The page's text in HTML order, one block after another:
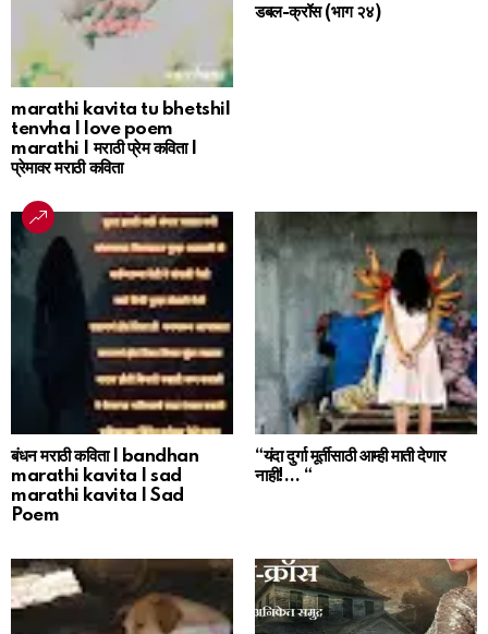
marathi kavita tu bhetshil
tenvha | love poem
marathi | मराठी प्रेम कविता |
प्रेमावर मराठी कविता
डबल-क्रॉस (भाग २४)
बंधन मराठी कविता | bandhan
marathi kavita | sad
marathi kavita | Sad
Poem
“यंदा दुर्गा मूर्तीसाठी आम्ही माती देणार
नाही!… “